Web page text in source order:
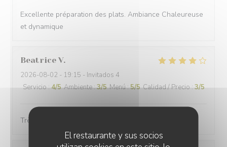
El restaurante y sus socios
Excellente préparation des plats. Ambiance Chaleureuse
et dynamique
Beatrice V
2026-08-02 - 19:15 - Invitados 4
Servicio:4/5 Ambiente:3/5 Menú:5/5 Calidad / Precio : 3/5
Très bonnes crêpes et galettes